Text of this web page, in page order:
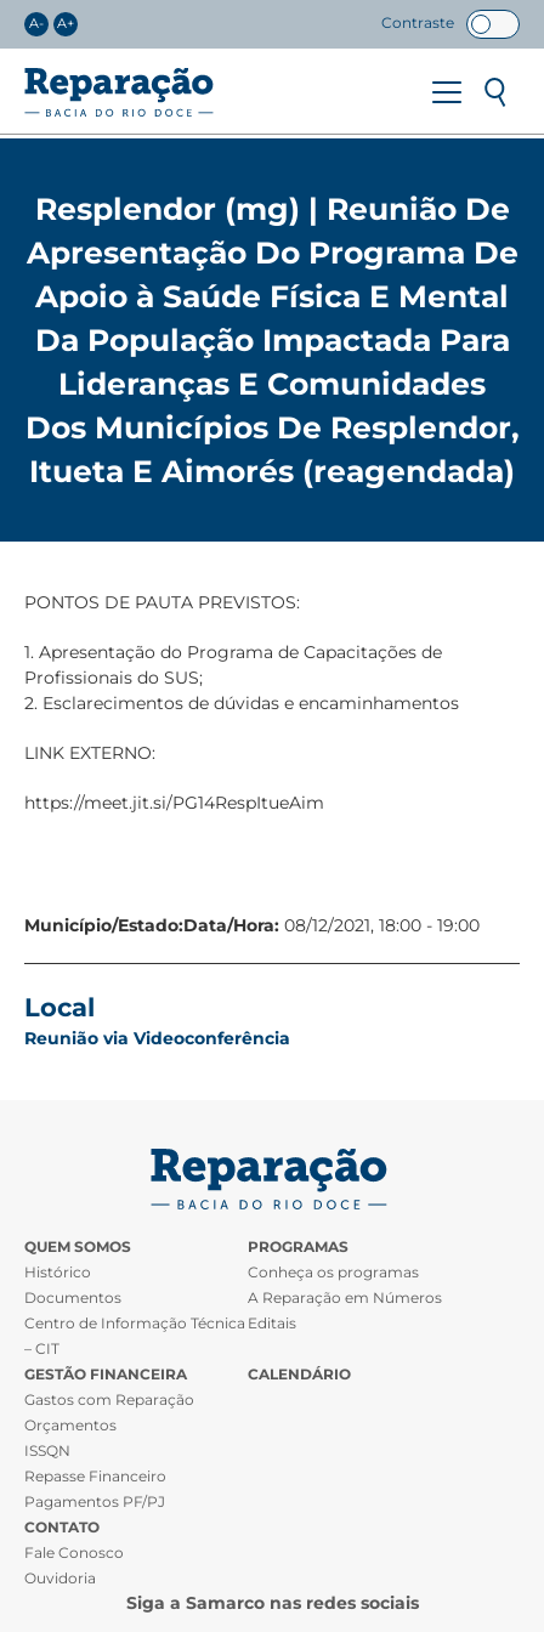
A- A+ Contraste
Resplendor (mg) | Reunião De
Apresentação Do Programa De
Apoio à Saúde Física E Mental
Da População Impactada Para
Lideranças E Comunidades
Dos Municípios De Resplendor,
Itueta E Aimorés (reagendada)
PONTOS DE PAUTA PREVISTOS:
1. Apresentação do Programa de Capacitações de
Profissionais do SUS;
2. Esclarecimentos de dúvidas e encaminhamentos
LINK EXTERNO:
https://meet.jit.si/PG14RespItueAim
Município/Estado:Data/Hora: 08/12/2021, 18:00 - 19:00
Local
Reunião via Videoconferência
QUEM SOMOS
Histórico
Documentos
Centro de Informação Técnica
– CIT
PROGRAMAS
Conheça os programas
A Reparação em Números
Editais
GESTÃO FINANCEIRA
Gastos com Reparação
Orçamentos
ISSQN
Repasse Financeiro
Pagamentos PF/PJ
CALENDÁRIO
CONTATO
Fale Conosco
Ouvidoria
Siga a Samarco nas redes sociais